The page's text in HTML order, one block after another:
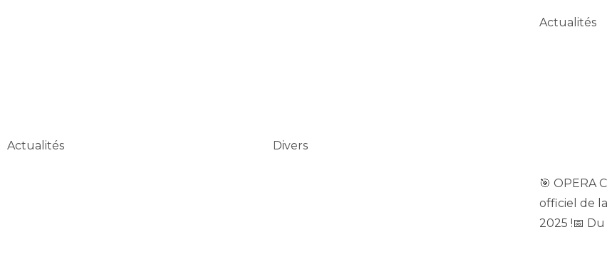
Actualités Divers
Actualités
🎯 OPERA
officiel de
2025 !📅 Du